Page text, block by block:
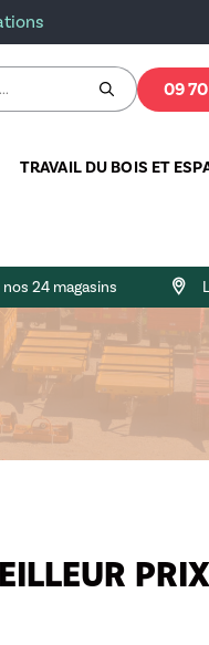
09
Vis
Vis
TRAVAIL DU BOIS ET
24 magasins
PRIX